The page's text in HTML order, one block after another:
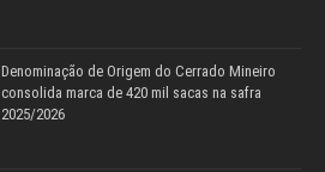
Denominação de Origem do Cerrado Mineiro
consolida marca de 420 mil sacas na safra
2025/2026